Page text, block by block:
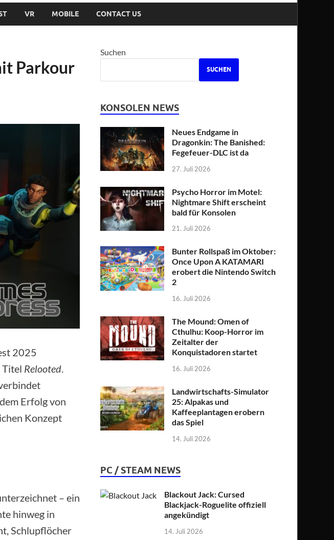
VR MOBILE CONTACT US
Parkour
2025
Titel Relooted.
Erfolg von
Konzept
– ein
hinweg in
Schlupflöcher
Suchen
SUCHEN
KONSOLEN NEWS
Neues Endgame in
Dragonkin: The Banished:
Fegefeuer-DLC ist da
27. Juli 2026
Psycho Horror im Motel:
Nightmare Shift erscheint
bald für Konsolen
21. Juli 2026
Bunter Rollspaß im Oktober:
Once Upon A KATAMARI
erobert die Nintendo Switch
2
16. Juli 2026
The Mound: Omen of
Cthulhu: Koop-Horror im
Zeitalter der
Konquistadoren startet
16. Juli 2026
Landwirtschafts-Simulator
25: Alpakas und
Kaffeeplantagen erobern
das Spiel
14. Juli 2026
PC / STEAM NEWS
Blackout Jack: Cursed
Blackjack-Roguelite offiziell
angekündigt
14. Juli 2026